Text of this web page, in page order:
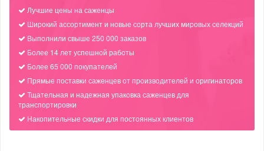
Лучшие цены на саженцы
Широкий ассортимент и новые сорта лучших мировых селекций
Выполнили свыше 250 000 заказов
Более 14 лет успешной работы
Более 65 000 покупателей
Прямые поставки саженцев от производителей и оригинаторов
Тщательная и надежная упаковка саженцев для
транспортировки
Накопительные скидки для постоянных клиентов